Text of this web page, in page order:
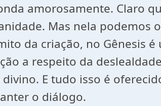
amorosamente. Claro
Mas nela podemos
da criação, no Gênesis
a respeito da
E tudo isso é
o diálogo.